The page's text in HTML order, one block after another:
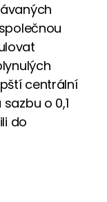
centrální
o 0,1
do